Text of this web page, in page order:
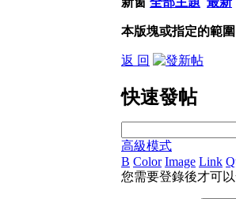
本版塊或指定的範
返 回
快速發帖
高級模式
B Color Image Link
您需要登錄後才可